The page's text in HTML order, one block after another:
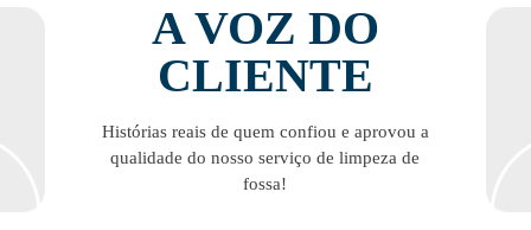
A VOZ DO
CLIENTE
Histórias reais de quem confiou e aprovou a
qualidade do nosso serviço de limpeza de
fossa!